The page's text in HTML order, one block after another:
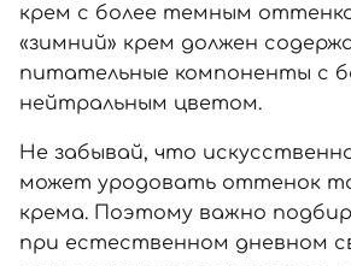
крем с более темным
«зимний» крем должен
питательные компоненты с
нейтральным цветом.
Не забывай, что
может уродовать оттенок
крема. Поэтому важно
при естественном дневном